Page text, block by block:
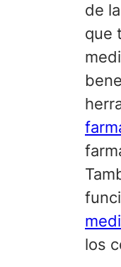
de
que
los